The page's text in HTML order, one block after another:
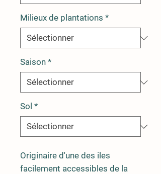
Milieux de plantations *
Saison *
Sol *
Originaire d'une des iles
facilement accessibles de la